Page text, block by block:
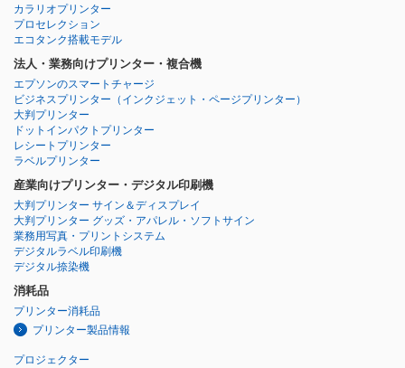
カラリオプリンター
プロセレクション
エコタンク搭載モデル
法人・業務向けプリンター・複合機
エプソンのスマートチャージ
ビジネスプリンター （インクジェット・ページプリンター）
大判プリンター
ドットインパクトプリンター
レシートプリンター
ラベルプリンター
産業向けプリンター・デジタル印刷機
大判プリンター サイン＆ディスプレイ
大判プリンター グッズ・アパレル・ソフトサイン
業務用写真・プリントシステム
デジタルラベル印刷機
デジタル捺染機
消耗品
プリンター消耗品
プリンター製品情報
プロジェクター